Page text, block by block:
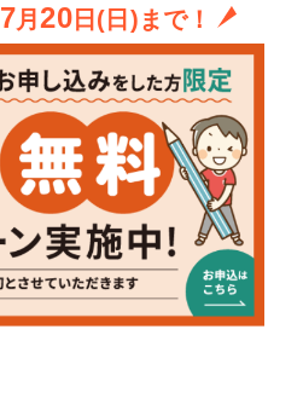
7月20日(日)まで！